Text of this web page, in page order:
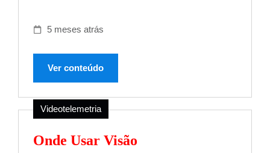
5 meses atrás
Ver conteúdo
Videotelemetria
Onde Usar Visão